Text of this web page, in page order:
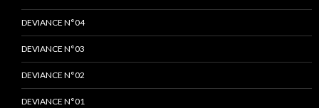
DEVIANCE N°04
DEVIANCE N°03
DEVIANCE N°02
DEVIANCE N°01